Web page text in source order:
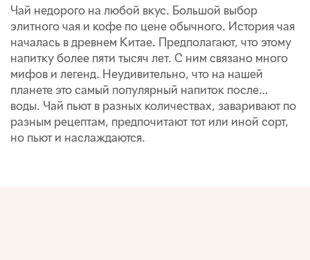
Чай недорого на любой вкус. Большой выбор
элитного чая и кофе по цене обычного. История чая
началась в древнем Китае. Предполагают, что этому
напитку более пяти тысяч лет. С ним связано много
мифов и легенд. Неудивительно, что на нашей
планете это самый популярный напиток после…
воды. Чай пьют в разных количествах, заваривают по
разным рецептам, предпочитают тот или иной сорт,
но пьют и наслаждаются.